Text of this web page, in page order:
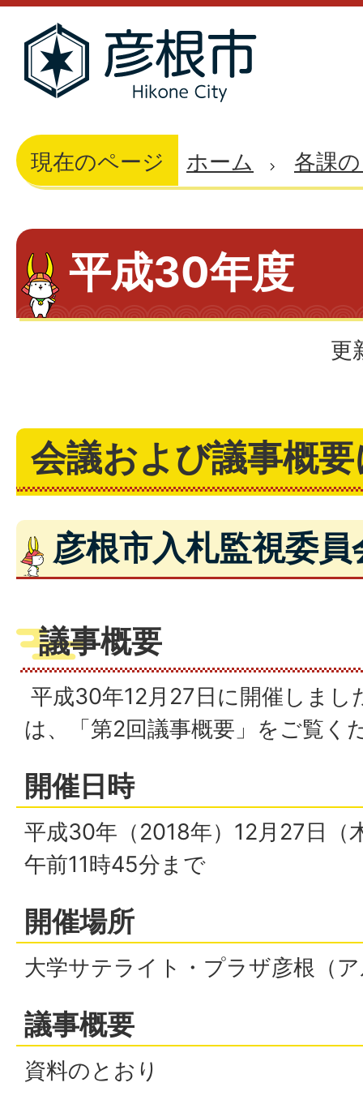
現在のページ ホーム 各課
平成30年度
更
会議および議事概
彦根市入札監視委
議事概要
平成30年12月27日に開催しまし
は、「第2回議事概要」をご覧く
開催日時
平成30年（2018年）12月27日（
午前11時45分まで
開催場所
大学サテライト・プラザ彦根（
議事概要
資料のとおり